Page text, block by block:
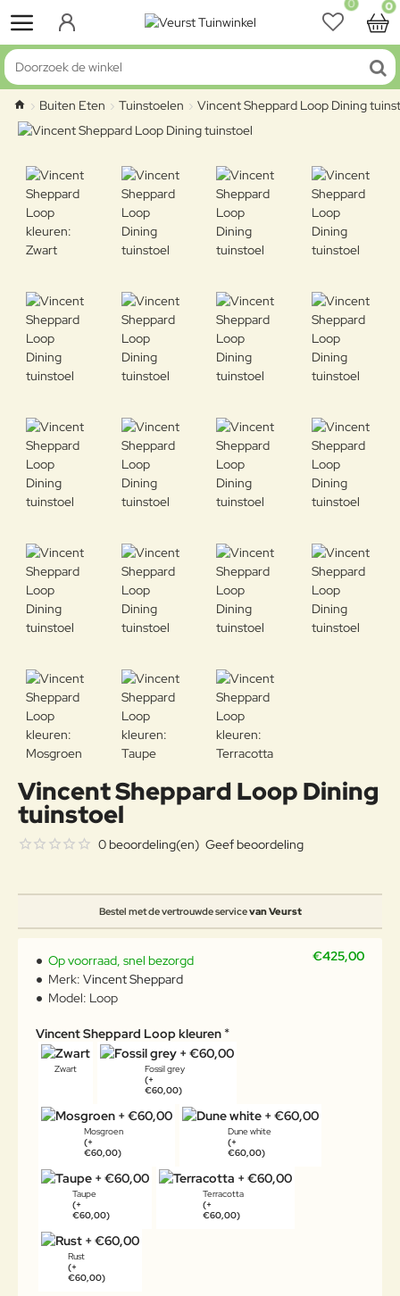
0 0
Doorzoek de winkel
home
Buiten Eten Tuinstoelen Vincent Sheppard Loop Dining
Vincent Sheppard Loop Dining
tuinstoel
Bestel met de vertrouwde servicevan Veurst
0 beoordeling(en) Geef beoordeling
€425,00
Op voorraad, snel bezorgd
Merk: Vincent Sheppard
Model: Loop
Vincent Sheppard Loop kleuren
Zwart
Fossil grey
(+
€60,00)
Mosgroen
(+
€60,00)
Dune white
(+
€60,00)
Taupe
(+
€60,00)
Terracotta
(+
€60,00)
Rust
(+
€60,00)